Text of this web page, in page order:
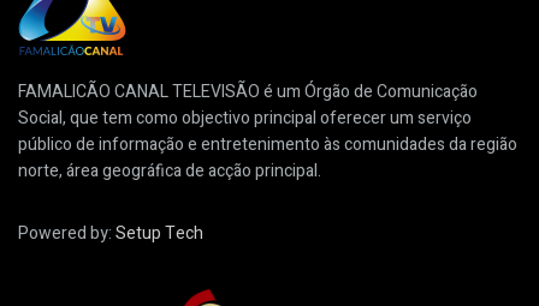
FAMALICÃO CANAL TELEVISÃO é um Órgão de Comunicação
Social, que tem como objectivo principal oferecer um serviço
público de informação e entretenimento às comunidades da região
norte, área geográfica de acção principal.
Powered by:Setup Tech